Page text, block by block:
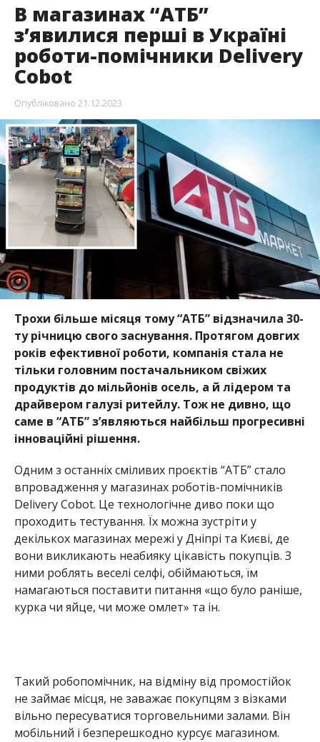
В магазинах “АТБ”
з’явилися перші в Україні
роботи-помічники Delivery
Cobot
Опубліковано 21.12.2023
Трохи більше місяця тому “АТБ” відзначила 30-
ту річницю свого заснування. Протягом довгих
років ефективної роботи, компанія стала не
тільки головним постачальником свіжих
продуктів до мільйонів осель, а й лідером та
драйвером галузі ритейлу. Тож не дивно, що
саме в “АТБ” з’являються найбільш прогресивні
інноваційні рішення.
Одним з останніх сміливих проєктів “АТБ” стало
впровадження у магазинах роботів-помічників
Delivery Cobot. Це технологічне диво поки що
проходить тестування. Їх можна зустріти у
декількох магазинах мережі у Дніпрі та Києві, де
вони викликають неабияку цікавість покупців. З
ними роблять веселі селфі, обіймаються, їм
намагаються поставити питання «що було раніше,
курка чи яйце, чи може омлет» та ін.
Такий робопомічник, на відміну від промостійок
не займає місця, не заважає покупцям з візками
вільно пересуватися торговельними залами. Він
мобільний і безперешкодно курсує магазином.